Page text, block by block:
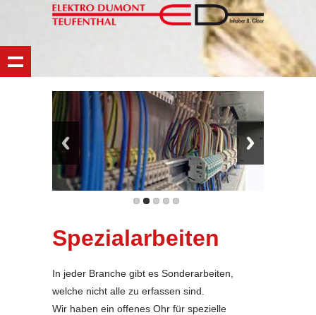
Spezialarbeiten
In jeder Branche gibt es Sonderarbeiten,
welche nicht alle zu erfassen sind.
Wir haben ein offenes Ohr für spezielle